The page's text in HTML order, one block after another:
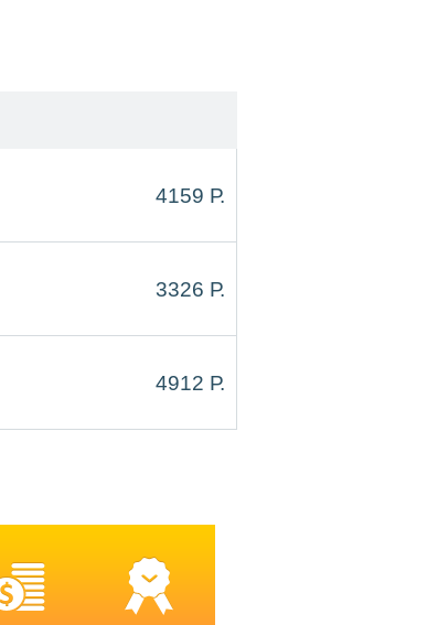
4159 Р.
3326 Р.
4912 Р.